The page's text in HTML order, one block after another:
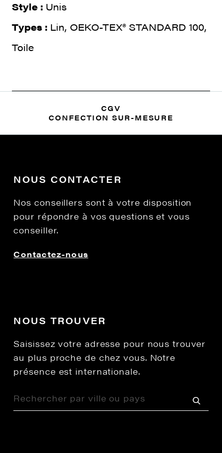
Style : Unis
Types : Lin, OEKO-TEX® STANDARD 100,
Toile
CGV
CONFECTION SUR-MESURE
NOUS CONTACTER
Nos conseillers sont à votre disposition
pour répondre à vos questions et vous
conseiller.
Contactez-nous
NOUS TROUVER
Saisissez votre adresse pour nous trouver
au plus proche de chez vous. Notre
présence est internationale.